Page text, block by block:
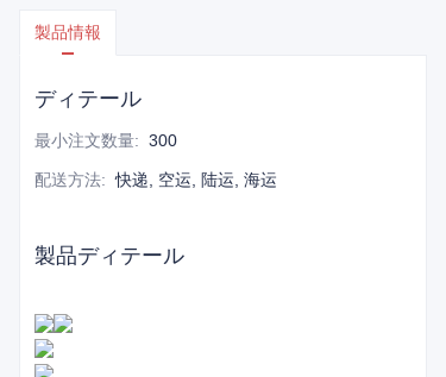
製品情報
ディテール
最小注文数量: 300
配送方法: 快递, 空运, 陆运, 海运
製品ディテール